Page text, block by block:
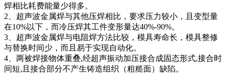
焊相比耗费能量少得多。
2、超声波金属焊与其他压焊相比，要求压力较小，且变型量
在10%以下，而冷压焊其工件变形量达40%-90%。
3、超声波金属焊与电阻焊方法比较，模具寿命长，模具整修
与替换时间少，而且易于实现自动化。
4、两被焊接物体重叠,经超声振动加压接合成固态形式,接合时
间短,且接合部分不产生铸造组织（粗糙面）缺陷。